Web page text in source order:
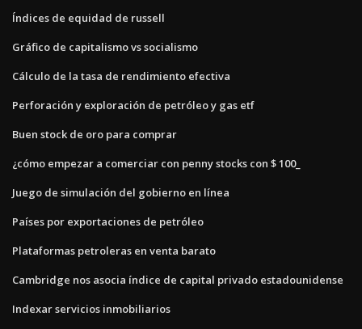
Índices de equidad de russell
Gráfico de capitalismo vs socialismo
Cálculo de la tasa de rendimiento efectiva
Perforación y exploración de petróleo y gas etf
Buen stock de oro para comprar
¿cómo empezar a comerciar con penny stocks con $ 100_
Juego de simulación del gobierno en línea
Países por exportaciones de petróleo
Plataformas petroleras en venta barato
Cambridge nos asocia índice de capital privado estadounidense
Indexar servicios inmobiliarios